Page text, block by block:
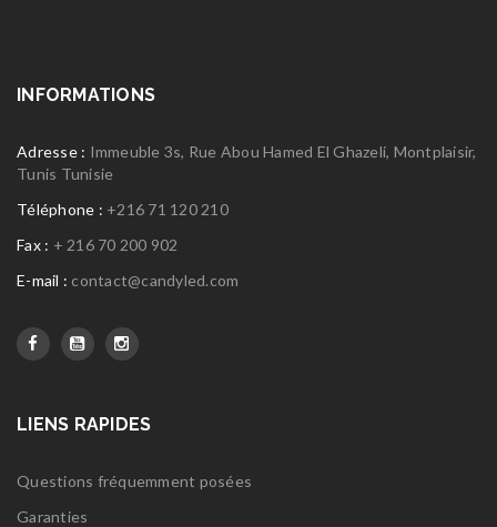
INFORMATIONS
Adresse : Immeuble 3s, Rue Abou Hamed El Ghazeli, Montplaisir,
Tunis Tunisie
Téléphone : +216 71 120 210
Fax : + 216 70 200 902
E-mail : contact@candyled.com
LIENS RAPIDES
Questions fréquemment posées
Garanties